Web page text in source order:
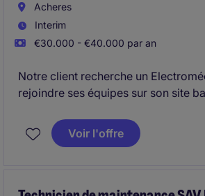
Acheres
Interim
€30.000 - €40.000 par an
Notre client recherche un
rejoindre ses équipes sur son site
Voir l'offre